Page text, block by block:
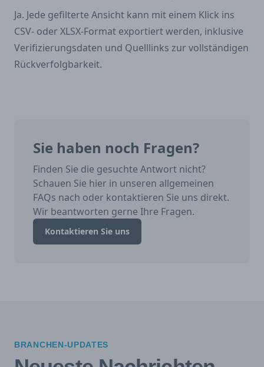
Ja. Jede gefilterte Ansicht kann mit einem Klick ins
CSV- oder XLSX-Format exportiert werden, inklusive
Verifizierungsdaten und Quelllinks zur vollständigen
Rückverfolgbarkeit.
Sie haben noch Fragen?
Finden Sie die gesuchte Antwort nicht?
Schauen Sie hier in unseren allgemeinen
FAQs nach oder kontaktieren Sie uns direkt.
Wir beantworten gerne Ihre Fragen.
Kontaktieren Sie uns
BRANCHEN-UPDATES